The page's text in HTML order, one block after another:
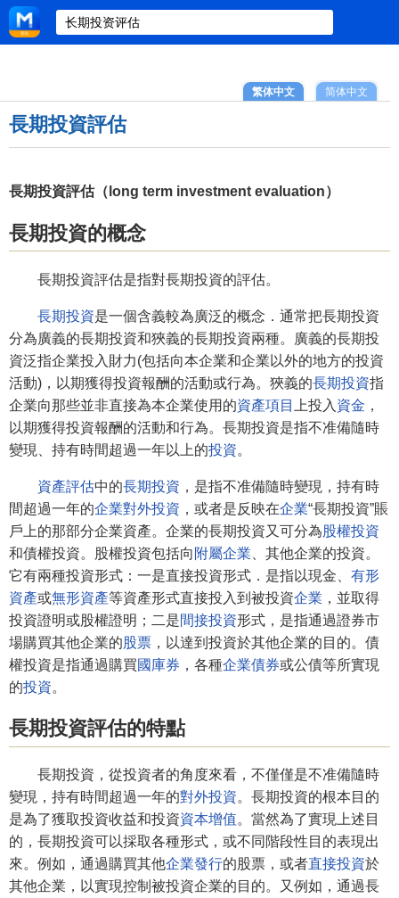
简体中文
繁体中文
長期投資評估
長期投資評估（long term investment evaluation）
長期投資的概念
長期投資評估是指對長期投資的評估。
長期投資是一個含義較為廣泛的概念．通常把長期投資
分為廣義的長期投資和狹義的長期投資兩種。廣義的長期投
資泛指企業投入財力(包括向本企業和企業以外的地方的投資
活動)，以期獲得投資報酬的活動或行為。狹義的長期投資指
企業向那些並非直接為本企業使用的資產項目 上投入 資金 ，
以期獲得投資報酬的活動和行為。長期投資是指不准備隨時
變現、持有時間超過一年以上的投資。
資產評估中的長期投資 ，是指不准備隨時變現，持有時
間超過一年的企業對外投資 ，或者是反映在企業“長期投資”賬
戶上的那部分企業資產。企業的長期投資又可分為股權投資
和債權投資。股權投資包括向 附屬企業 、其他企業的投資。
它有兩種投資形式：一是直接投資形式．是指以現金、 有形
資產或無形資產等資產形式直接投入到被投資企業 ，並取得
投資證明或股權證明；二是間接投資形式，是指通過證券市
場購買其他企業的股票 ，以達到投資於其他企業的目的。債
權投資是指通過購買國庫券 ，各種企業債券或公債等所實現
的投資。
長期投資評估的特點
長期投資，從投資者的角度來看，不僅僅是不准備隨時
變現，持有時間超過一年的對外投資。長期投資的根本目的
是為了獲取投資收益和投資資本增值。當然為了實現上述目
的，長期投資可以採取各種形式，或不同階段性目的表現出
來。例如，通過購買其他企業發行的股票，或者直接投資於
其他企業，以實現控制被投資企業的目的。又例如，通過長